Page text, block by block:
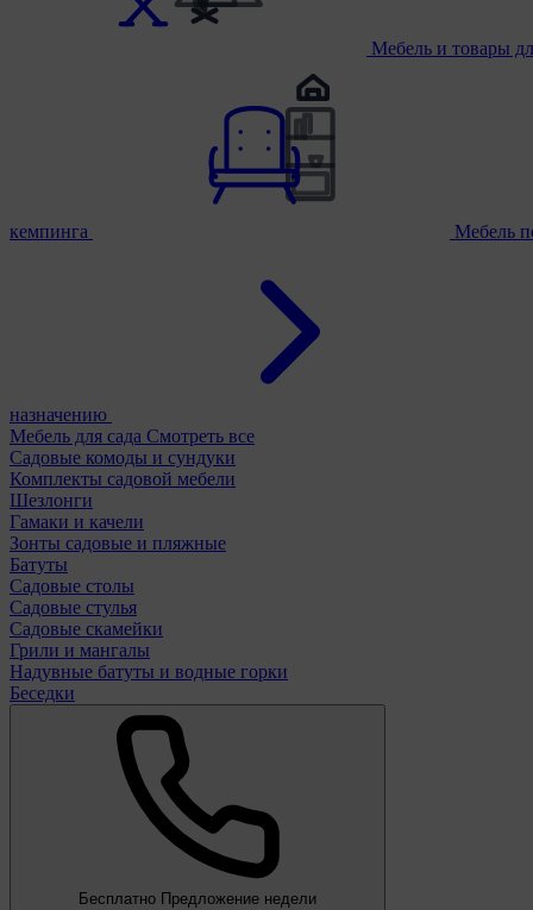
Мебель и товары
кемпинга Мебель
назначению
Мебель для сада Смотреть все
Садовые комоды и сундуки
Комплекты садовой мебели
Шезлонги
Гамаки и качели
Зонты садовые и пляжные
Батуты
Садовые столы
Садовые стулья
Садовые скамейки
Грили и мангалы
Надувные батуты и водные горки
Беседки
Бесплатно Предложение недели